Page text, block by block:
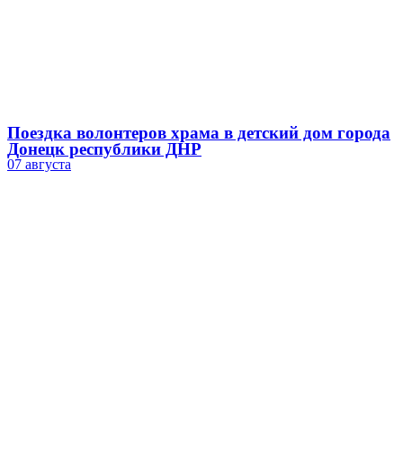
Поездка волонтеров храма в детский дом города
Донецк республики ДНР
07 августа